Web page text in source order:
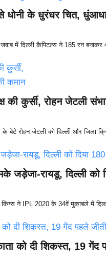
धोनी के धुरंधर चित,
जवाब में दिल्ली कैपिटल्स ने 185 रन
की कुर्सी, रोहन जेटली
बेटे रोहन जेटली को दिल्ली और जिला
रायडू, दिल्ली को
ने IPL 2020 के 34वें मुकाबले में
को दी शिकस्त, 19 गेंद